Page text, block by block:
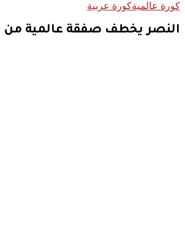
كورة عالميةكورة عربية
النصر يخطف صفقة عالمية من